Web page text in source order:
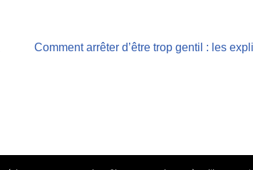
Comment arrêter d’être trop gentil : les